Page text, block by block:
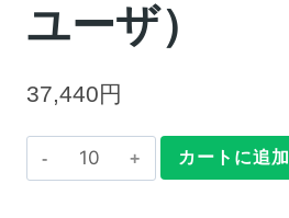
ユーザ）
37,440円
Claris
FileMaker
カートに追加